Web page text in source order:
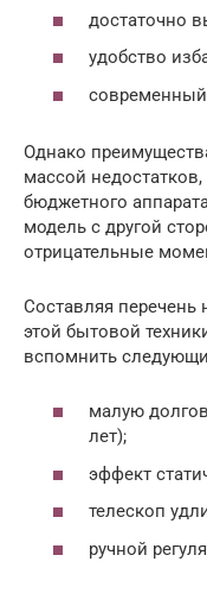
достаточно
удобство
современный
Однако
массой недостатков,
бюджетного
модель с другой
отрицательные
Составляя перечень
этой бытовой
вспомнить
малую
лет);
эффект
телескоп
ручной